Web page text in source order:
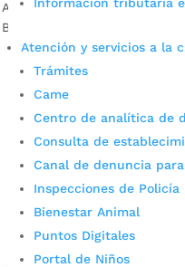
Atención y servicios a la
Trámites
Came
Centro de analítica de
Consulta de
Canal de denuncia
Inspecciones de Policía
Bienestar Animal
Puntos Digitales
Portal de Niños
Alexander Duarte Fletcher,
Bucaramanga Falsas
Cupos Escolares
Consulta aqui los
cupo escolar en los